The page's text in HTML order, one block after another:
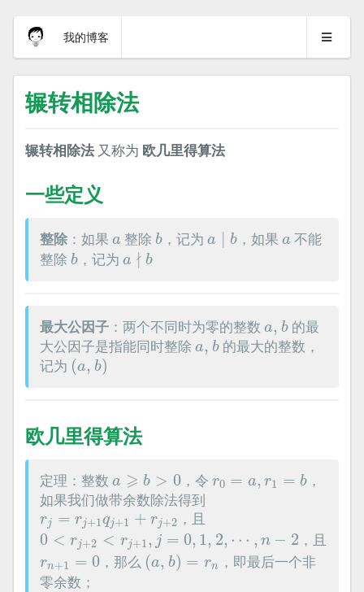
我的博客
辗转相除法
辗转相除法 又称为 欧几里得算法
一些定义
整除 ：如果a
a 整除 b
b ，记为a b
a ∣ b ，如果a
a 不能
整除 b
b ，记为a ∤ b
a∤b
最大公因子 ：两个不同时为零的整数a, b
a b的最
大公因子是指能同时整除a, b
a, b的最大的整数，
记为 (a, b)
(a, b)
欧几里得算法
定理：整数a ⩾ b > 0
a ⩾b >0 ，令 r0 = a, r1 = b
r0 =a ,r 1=b
，
如果我们做带余数除法得到
rj = rj+1qj+1 + rj+2
rj=rj+1qj+1 +rj+2
，且
0 < rj+2 < rj+1, j = 0, 1, 2, ⋯ , n − 2
0<r +2 <rj+ 1,j= 0 1 ,2, ⋯ ,n −2 ，且
rn+1 = 0
rn = 0 ，那么 (a, b) = rn
(a, b)= n
，即最后一个非
零余数；